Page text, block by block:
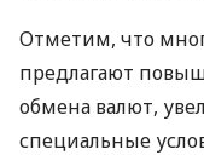
Отметим, что
предлагают
обмена валют,
специальные